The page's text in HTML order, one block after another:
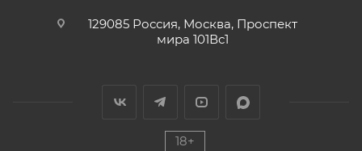
129085 Россия, Москва, Проспект
мира 101Вс1
18+